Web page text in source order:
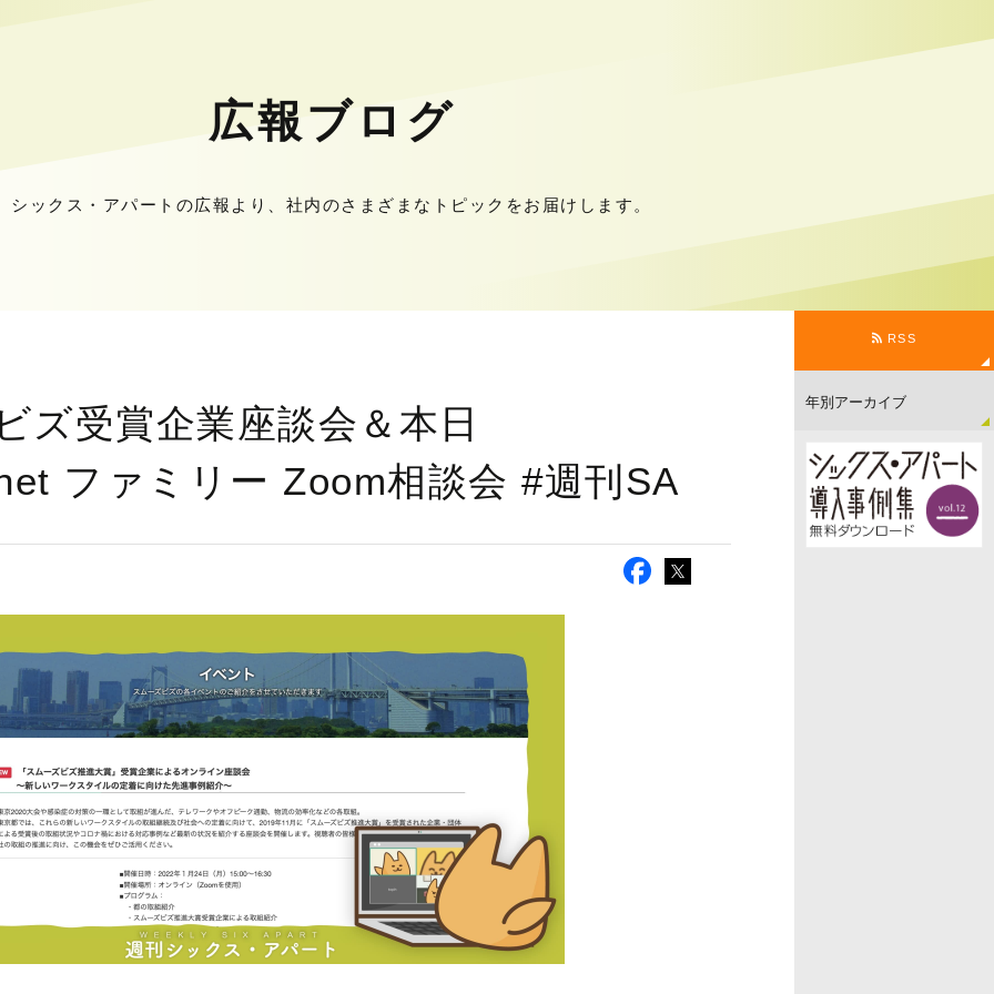
広報ブログ
シックス・アパートの広報より、社内のさまざまなトピックをお届けします。
ズ受賞企業座談会＆本日
ファミリー Zoom相談会 #週刊SA
RSS